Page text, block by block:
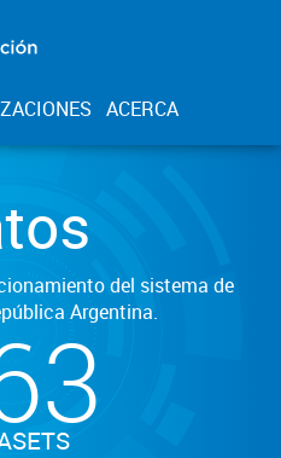
ACERCA
del sistema de
Argentina.